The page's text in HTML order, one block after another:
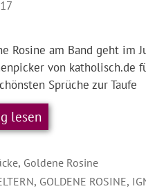
Rosine am Band geht im
von katholisch.de
Sprüche zur Taufe
lesen
, Goldene Rosine
, GOLDENE ROSINE,